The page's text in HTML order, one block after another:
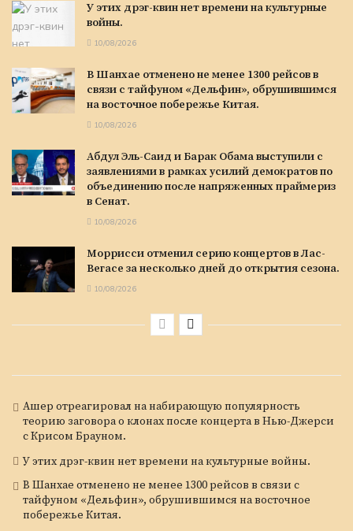
У этих дрэг-квин нет времени на культурные
войны.
10/08/2026
В Шанхае отменено не менее 1300 рейсов в
связи с тайфуном «Дельфин», обрушившимся
на восточное побережье Китая.
10/08/2026
Абдул Эль-Саид и Барак Обама выступили с
заявлениями в рамках усилий демократов по
объединению после напряженных праймериз
в Сенат.
10/08/2026
Моррисси отменил серию концертов в Лас-
Вегасе за несколько дней до открытия сезона.
10/08/2026
Ашер отреагировал на набирающую популярность
теорию заговора о клонах после концерта в Нью-Джерси
с Крисом Брауном.
У этих дрэг-квин нет времени на культурные войны.
В Шанхае отменено не менее 1300 рейсов в связи с
тайфуном «Дельфин», обрушившимся на восточное
побережье Китая.